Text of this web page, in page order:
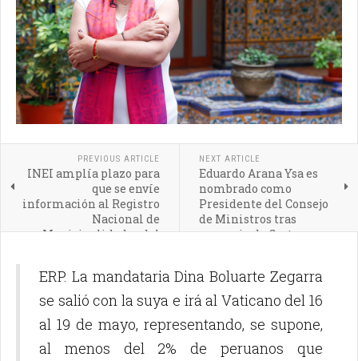
PREVIOUS ARTICLE
INEI amplía plazo para
que se envíe
información al Registro
Nacional de
Municipalidades del
NEXT ARTICLE
Eduardo Arana Ysa es
nombrado como
Presidente del Consejo
de Ministros tras
renuncia de Gustavo
ERP. La mandataria Dina Boluarte Zegarra
se salió con la suya e irá al Vaticano del 16
al 19 de mayo, representando, se supone,
al menos del 2% de peruanos que